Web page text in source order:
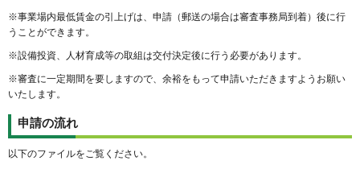
※事業場内最低賃金の引上げは、申請（郵送の場合は審査事務局到着）後に行
うことができます。
※設備投資、人材育成等の取組は交付決定後に行う必要があります。
※審査に一定期間を要しますので、余裕をもって申請いただきますようお願い
いたします。
申請の流れ
以下のファイルをご覧ください。